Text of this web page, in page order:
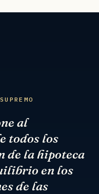
al
todos los
de la hipoteca
en los
de las